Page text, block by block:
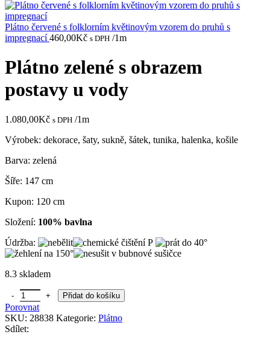
Plátno červené s folklorním květinovým vzorem do pruhů s
impregnací460,00Kč s DPH /1m
Plátno zelené s obrazem
postavy u vody
1.080,00Kč s DPH /1m
Výrobek: dekorace, šaty, sukně, šátek, tunika, halenka, košile
Barva: zelená
Šíře: 147 cm
Kupon: 120 cm
Složení: 100% bavlna
Údržba:
8.3 skladem
Plátno zelené s obrazem postavy u vody množství
Přidat do košíku
Porovnat
SKU: 28838 Kategorie: Plátno
Sdílet: